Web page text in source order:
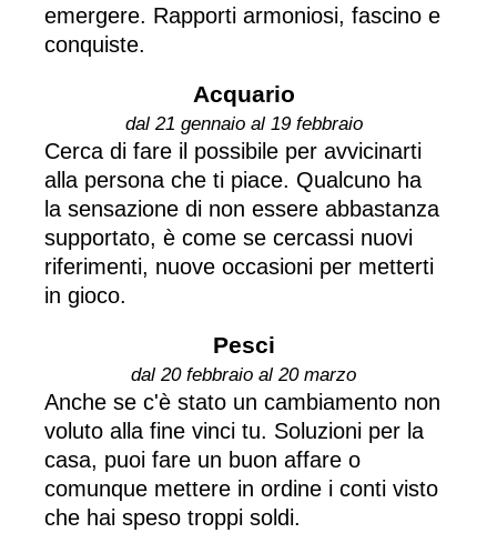
emergere. Rapporti armoniosi, fascino e
conquiste.
Acquario
dal 21 gennaio al 19 febbraio
Cerca di fare il possibile per avvicinarti
alla persona che ti piace. Qualcuno ha
la sensazione di non essere abbastanza
supportato, è come se cercassi nuovi
riferimenti, nuove occasioni per metterti
in gioco.
Pesci
dal 20 febbraio al 20 marzo
Anche se c'è stato un cambiamento non
voluto alla fine vinci tu. Soluzioni per la
casa, puoi fare un buon affare o
comunque mettere in ordine i conti visto
che hai speso troppi soldi.